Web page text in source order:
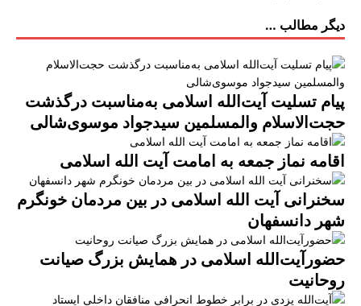
دیگر مطالب …
پیام تسلیت آیت‌الله اسلامی به‌مناسبت درگذشت
حجت‌الاسلام والمسلمین سیدجواد موسوی‌شالی
اقامه نماز جمعه به امامت آیت الله اسلامی
سخنرانی آیت الله اسلامی در بین مردمان خونگرم
شهر دانسفهان
حضورآیت‌الله اسلامی در همایش بزرگ صیانت
روحانیت